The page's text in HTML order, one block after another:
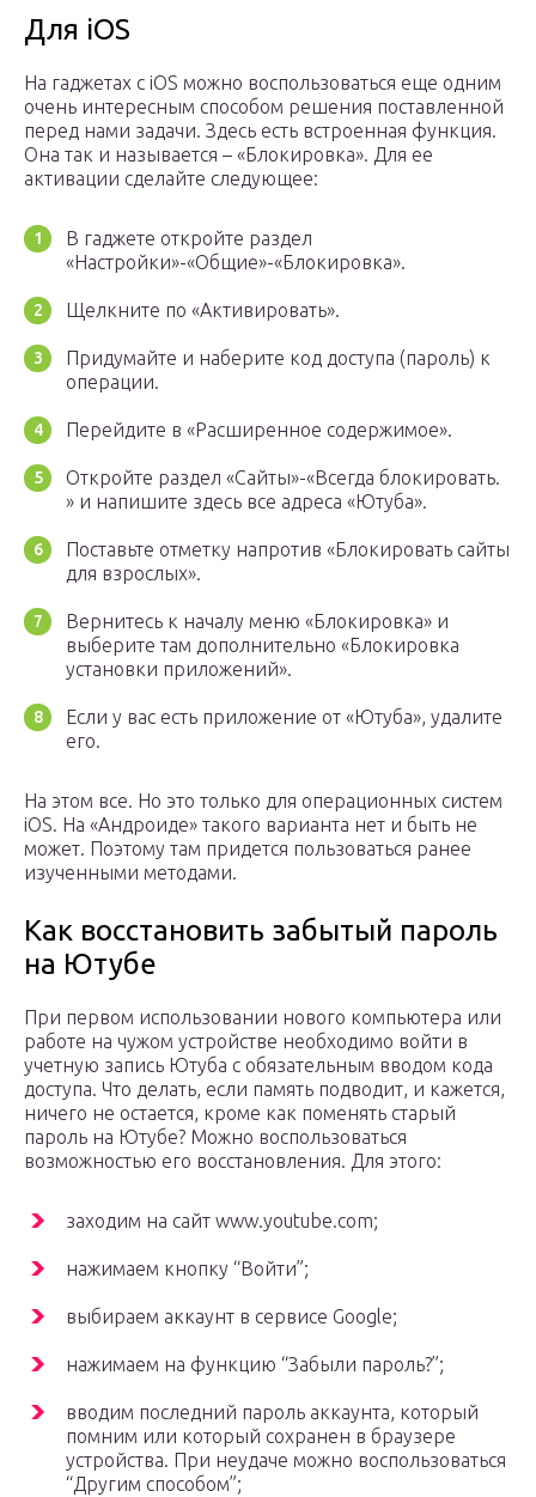
Для iOS
На гаджетах с iOS можно воспользоваться еще одним
очень интересным способом решения поставленной
перед нами задачи. Здесь есть встроенная функция.
Она так и называется – «Блокировка». Для ее
активации сделайте следующее:
В гаджете откройте раздел
«Настройки»-«Общие»-«Блокировка».
Щелкните по «Активировать».
Придумайте и наберите код доступа (пароль) к
операции.
Перейдите в «Расширенное содержимое».
Откройте раздел «Сайты»-«Всегда блокировать.
» и напишите здесь все адреса «Ютуба».
Поставьте отметку напротив «Блокировать сайты
для взрослых».
Вернитесь к началу меню «Блокировка» и
выберите там дополнительно «Блокировка
установки приложений».
Если у вас есть приложение от «Ютуба», удалите
его.
На этом все. Но это только для операционных систем
iOS. На «Андроиде» такого варианта нет и быть не
может. Поэтому там придется пользоваться ранее
изученными методами.
Как восстановить забытый пароль
на Ютубе
При первом использовании нового компьютера или
работе на чужом устройстве необходимо войти в
учетную запись Ютуба с обязательным вводом кода
доступа. Что делать, если память подводит, и кажется,
ничего не остается, кроме как поменять старый
пароль на Ютубе? Можно воспользоваться
возможностью его восстановления. Для этого:
заходим на сайт www.youtube.com;
нажимаем кнопку “Войти”;
выбираем аккаунт в сервисе Google;
нажимаем на функцию “Забыли пароль?”;
вводим последний пароль аккаунта, который
помним или который сохранен в браузере
устройства. При неудаче можно воспользоваться
“Другим способом”;